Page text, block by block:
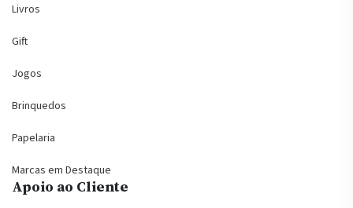
Livros
Gift
Jogos
Brinquedos
Papelaria
Marcas em Destaque
Apoio ao Cliente